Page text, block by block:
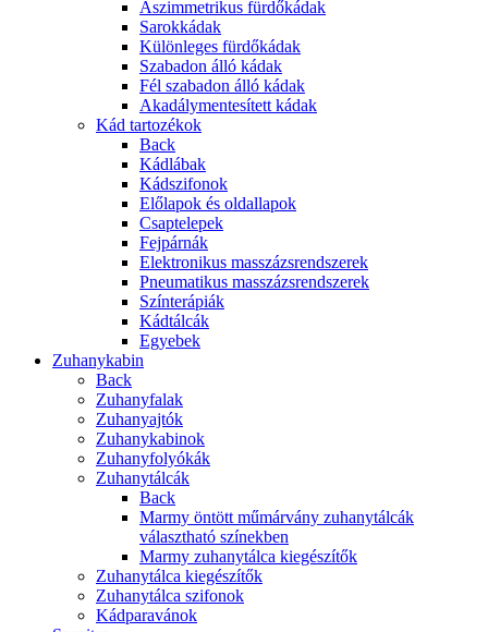
Aszimmetrikus fürdőkádak
Sarokkádak
Különleges fürdőkádak
Szabadon álló kádak
Fél szabadon álló kádak
Akadálymentesített kádak
Kád tartozékok
Back
Kádlábak
Kádszifonok
Előlapok és oldallapok
Csaptelepek
Fejpárnák
Elektronikus masszázsrendszerek
Pneumatikus masszázsrendszerek
Színterápiák
Kádtálcák
Egyebek
Zuhanykabin
Back
Zuhanyfalak
Zuhanyajtók
Zuhanykabinok
Zuhanyfolyókák
Zuhanytálcák
Back
Marmy öntött műmárvány zuhanytálcák
választható színekben
Marmy zuhanytálca kiegészítők
Zuhanytálca kiegészítők
Zuhanytálca szifonok
Kádparavánok